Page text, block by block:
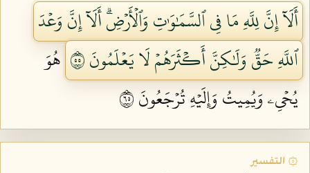
أَلَآ إِنَّ لِلَّهِ مَا فِي ٱلسَّمَٰوَٰتِ وَٱلۡأَرۡضِۗ أَلَآ إِنَّ وَعۡدَ
ٱللَّهِ حَقّٞ وَلَٰكِنَّ أَكۡثَرَهُمۡ لَا يَعۡلَمُونَ ٥٥
هُوَ
يُحۡيِۦ وَيُمِيتُ وَإِلَيۡهِ تُرۡجَعُونَ ٥٦
۞ التفسير